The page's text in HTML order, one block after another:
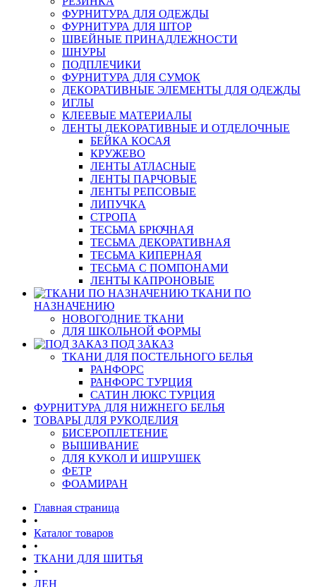
ФУРНИТУРА ДЛЯ ОДЕЖДЫ
ФУРНИТУРА ДЛЯ ШТОР
ШВЕЙНЫЕ ПРИНАДЛЕЖНОСТИ
ШНУРЫ
ПОДПЛЕЧИКИ
ФУРНИТУРА ДЛЯ СУМОК
ДЕКОРАТИВНЫЕ ЭЛЕМЕНТЫ ДЛЯ ОДЕЖДЫ
ИГЛЫ
КЛЕЕВЫЕ МАТЕРИАЛЫ
ЛЕНТЫ ДЕКОРАТИВНЫЕ И ОТДЕЛОЧНЫЕ
БЕЙКА КОСАЯ
КРУЖЕВО
ЛЕНТЫ АТЛАСНЫЕ
ЛЕНТЫ ПАРЧОВЫЕ
ЛЕНТЫ РЕПСОВЫЕ
ЛИПУЧКА
СТРОПА
ТЕСЬМА БРЮЧНАЯ
ТЕСЬМА ДЕКОРАТИВНАЯ
ТЕСЬМА КИПЕРНАЯ
ТЕСЬМА С ПОМПОНАМИ
ЛЕНТЫ КАПРОНОВЫЕ
ТКАНИ ПО
НАЗНАЧЕНИЮ
НОВОГОДНИЕ ТКАНИ
ДЛЯ ШКОЛЬНОЙ ФОРМЫ
ПОД ЗАКАЗ
ТКАНИ ДЛЯ ПОСТЕЛЬНОГО БЕЛЬЯ
РАНФОРС
РАНФОРС ТУРЦИЯ
САТИН ЛЮКС ТУРЦИЯ
ФУРНИТУРА ДЛЯ НИЖНЕГО БЕЛЬЯ
ТОВАРЫ ДЛЯ РУКОДЕЛИЯ
БИСЕРОПЛЕТЕНИЕ
ВЫШИВАНИЕ
ДЛЯ КУКОЛ И ИШРУШЕК
ФЕТР
ФОАМИРАН
Главная страница
•
Каталог товаров
•
ТКАНИ ДЛЯ ШИТЬЯ
•
ЛЕН